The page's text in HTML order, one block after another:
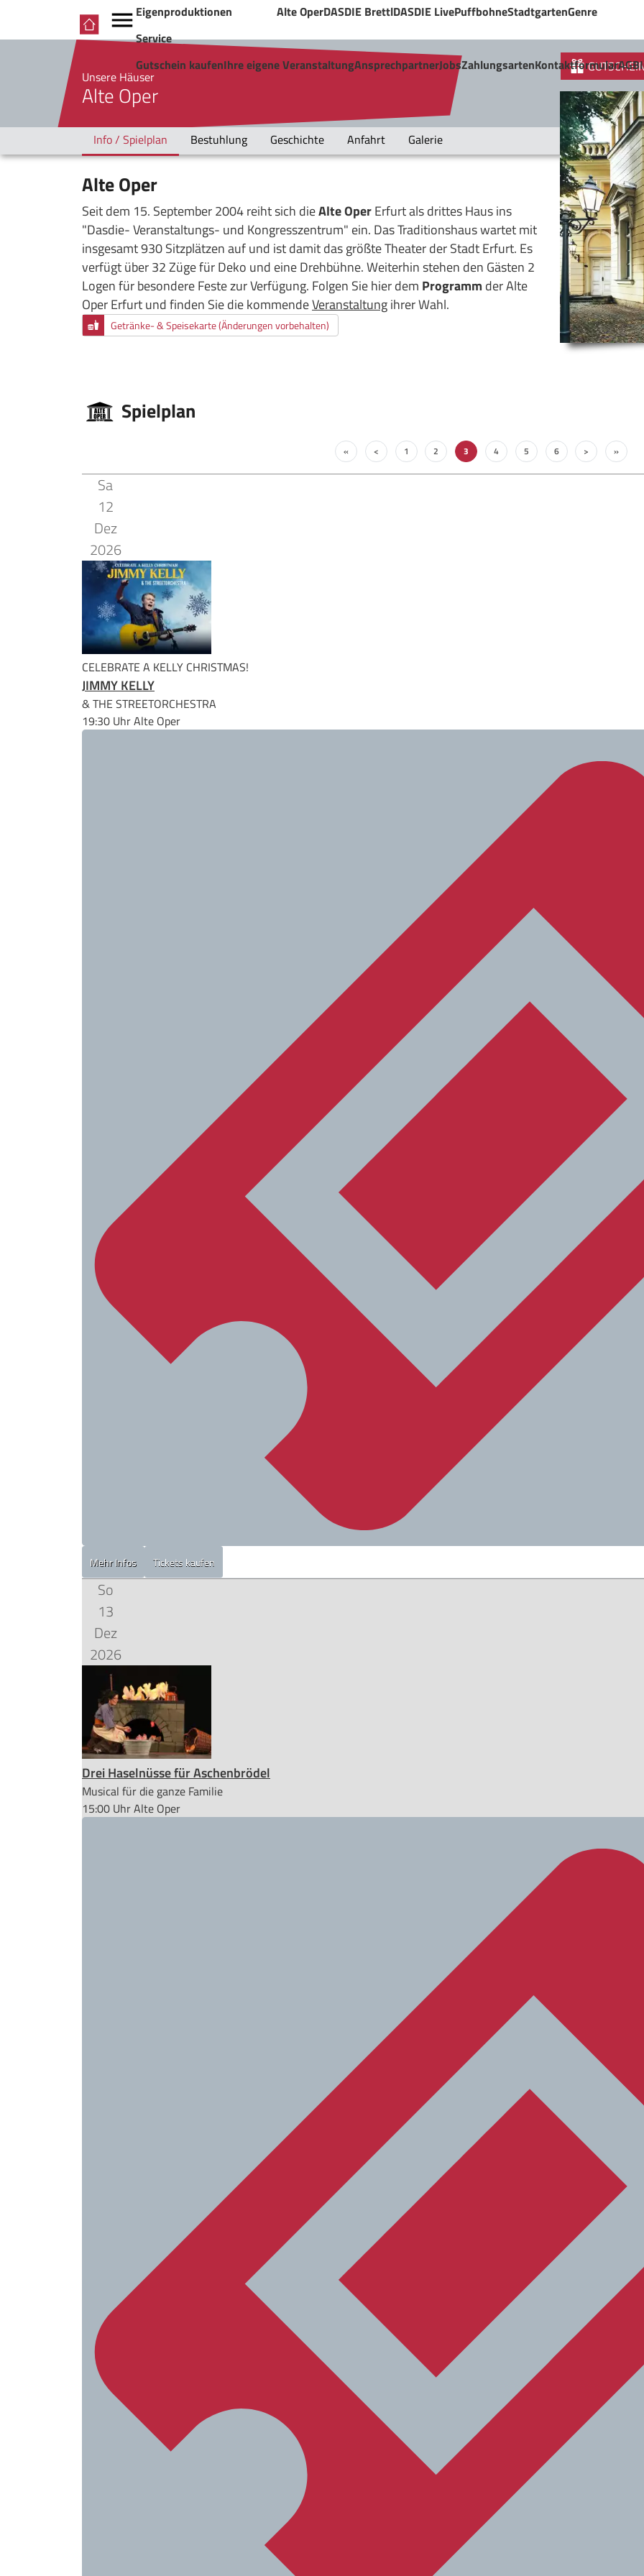
Eigenproduktionen Alte OperDASDIE BrettlDASDIE LivePuffbohneStadtgartenGenre
Service
Gutschein kaufenIhre eigene VeranstaltungAnsprechpartnerJobsZahlungsartenKontaktformularAGB
Unsere Häuser
Alte Oper
Info / Spielplan Bestuhlung Geschichte Anfahrt Galerie
Alte Oper
Seit dem 15. September 2004 reiht sich dieAlte OperErfurt als drittes Haus ins
"Dasdie- Veranstaltungs- und Kongresszentrum" ein. Das Traditionshaus wartet mit
insgesamt 930 Sitzplätzen auf und ist damit das größte Theater der Stadt Erfurt. Es
verfügt über 32 Züge für Deko und eine Drehbühne. Weiterhin stehen den Gästen 2
Logen für besondere Feste zur Verfügung. Folgen Sie hier dem Programm der Alte
Oper Erfurt und finden Sie die kommendeVeranstaltungihrer Wahl.
Getränke- & Speisekarte (Änderungen vorbehalten)
Spielplan
« < 1 2 3 4 5 6 > »
Sa
12
Dez
2026
CELEBRATE A KELLY CHRISTMAS!
JIMMY KELLY
& THE STREETORCHESTRA
19:30 UhrAlte Oper
Mehr Infos Tickets kaufen
So
13
Dez
2026
Drei Haselnüsse für Aschenbrödel
Musical für die ganze Familie
15:00 UhrAlte Oper